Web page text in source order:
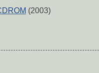
(2003)